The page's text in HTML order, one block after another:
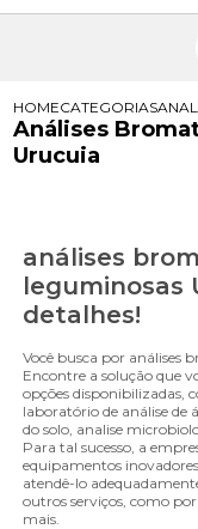
HOMECATEGORIAS
Análises
Urucuia
análises
leguminosas
detalhes!
Você busca por análises
Encontre a solução que
opções disponibilizadas,
laboratório de análise de
do solo, analise
Para tal sucesso, a
equipamentos
atendê-lo
outros serviços, como por
mais.